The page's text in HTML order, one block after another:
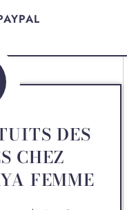
DES
CHEZ
FEMME